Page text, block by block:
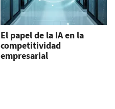
El papel de la IA en la
competitividad
empresarial